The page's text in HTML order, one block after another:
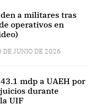
a militares tras
operativos en
DE JUNIO DE 2026
mdp a UAEH por
durante
UIF